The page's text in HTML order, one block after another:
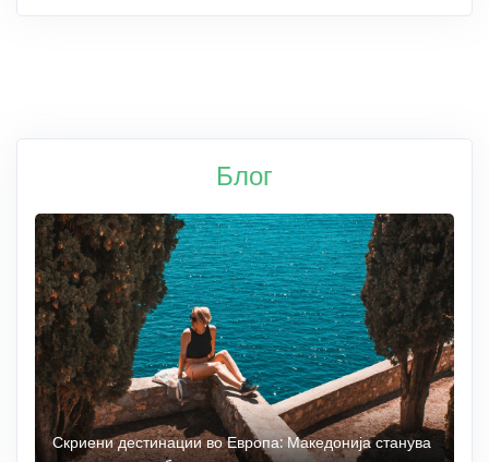
Блог
Скриени дестинации во Европа: Македонија станува